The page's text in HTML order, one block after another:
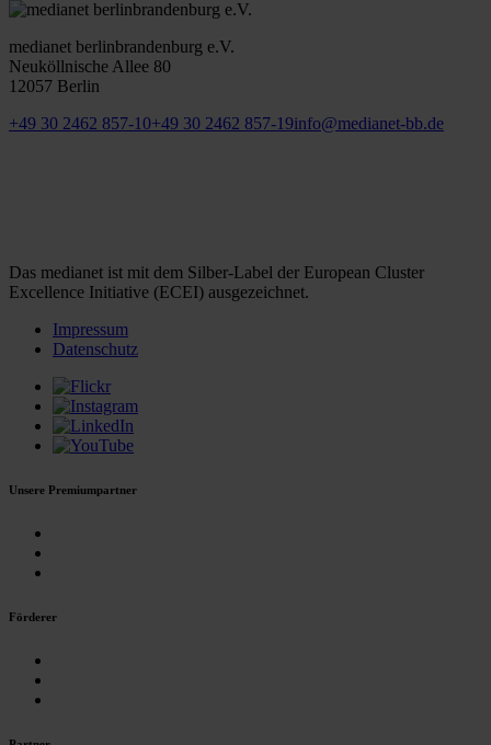
medianet berlinbrandenburg e.V.
Neuköllnische Allee 80
12057 Berlin
+49 30 2462 857-10+49 30 2462 857-19info@medianet-bb.de
Das medianet ist mit dem Silber-Label der European Cluster
Excellence Initiative (ECEI) ausgezeichnet.
Impressum
Datenschutz
Unsere Premiumpartner
Förderer